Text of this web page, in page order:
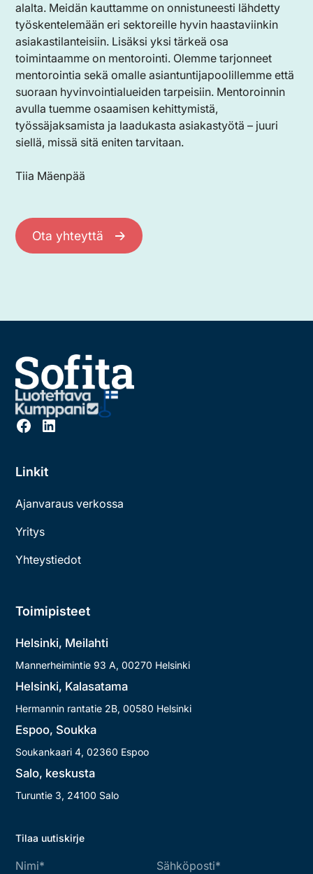
alalta. Meidän kauttamme on onnistuneesti lähdetty
työskentelemään eri sektoreille hyvin haastaviinkin
asiakastilanteisiin. Lisäksi yksi tärkeä osa
toimintaamme on mentorointi. Olemme tarjonneet
mentorointia sekä omalle asiantuntijapoolillemme että
suoraan hyvinvointialueiden tarpeisiin. Mentoroinnin
avulla tuemme osaamisen kehittymistä,
työssäjaksamista ja laadukasta asiakastyötä – juuri
siellä, missä sitä eniten tarvitaan.
Tiia Mäenpää
Ota yhteyttä
Linkit
Ajanvaraus verkossa
Yritys
Yhteystiedot
Toimipisteet
Helsinki, Meilahti
Mannerheimintie 9​3​ A, 00​27​0 Helsinki
Helsinki, Kalasatama
Hermannin rantatie 2​B, 00​58​0 Helsinki
Espoo, Soukka
Soukankaari 4, 02360 Espoo
Salo, keskusta
Turuntie 3, 24100 Salo
Tilaa uutiskirje